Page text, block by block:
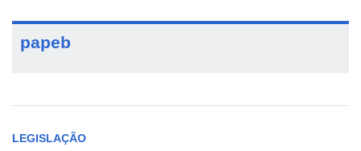
papeb
LEGISLAÇÃO